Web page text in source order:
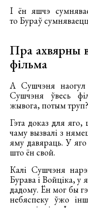
І ён яшчэ
то Бураў
Пра ахвярны
фільма
А Сушчэня наогул
Сушчэня ўвесь
жывога, потым труп?
Гэта доказ для
чаму вызвалі з
яму давяраць. У
што ён свой.
Калі Сушчэня
Бурава і Войціка, у
дадому. Ён мог бы
небяспеку ўжо